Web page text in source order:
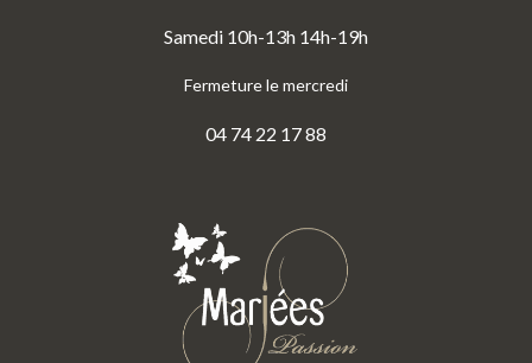
Samedi 10h-13h 14h-19h
Fermeture le mercredi
04 74 22 17 88